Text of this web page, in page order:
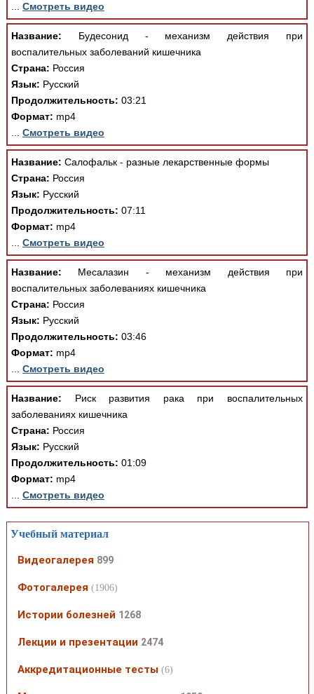
Смотреть видео
Название: Будесонид - механизм действия при
воспалительных заболеваний кишечника
Страна: Россия
Язык: Русский
Продолжительность: 03:21
Формат: mp4
Смотреть видео
Название: Салофальк - разные лекарственные формы
Страна: Россия
Язык: Русский
Продолжительность: 07:11
Формат: mp4
Смотреть видео
Название: Месалазин - механизм действия при
воспалительных заболеваниях кишечника
Страна: Россия
Язык: Русский
Продолжительность: 03:46
Формат: mp4
Смотреть видео
Название: Риск развития рака при воспалительных
заболеваниях кишечника
Страна: Россия
Язык: Русский
Продолжительность: 01:09
Формат: mp4
Смотреть видео
Учебный материал
Видеогалерея 899
Фотогалерея (1906)
Истории болезней 1268
Лекции и презентации 2474
Аккредитационные тесты (6)